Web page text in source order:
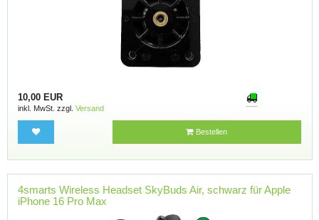
10,00 EUR
inkl. MwSt. zzgl. Versand
Bestellen
4smarts Wireless Headset SkyBuds Air, schwarz für Apple
iPhone 16 Pro Max